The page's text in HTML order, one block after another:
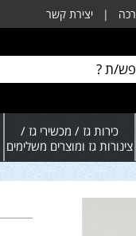
| יצירת קשר
כירות גז / מכשירי גז /
צינורות גז ומוצרים משלימים